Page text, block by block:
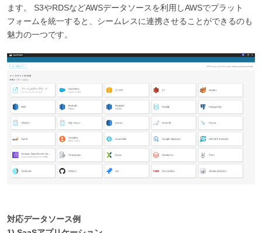
ます。 S3やRDSなどAWSデータソースを利用しAWSでプラット
フォームを統一すると、シームレスに連携させることができるのも
魅力の一つです。
対応データソース例